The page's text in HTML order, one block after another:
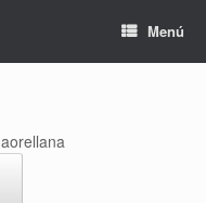
Menú
aorellana